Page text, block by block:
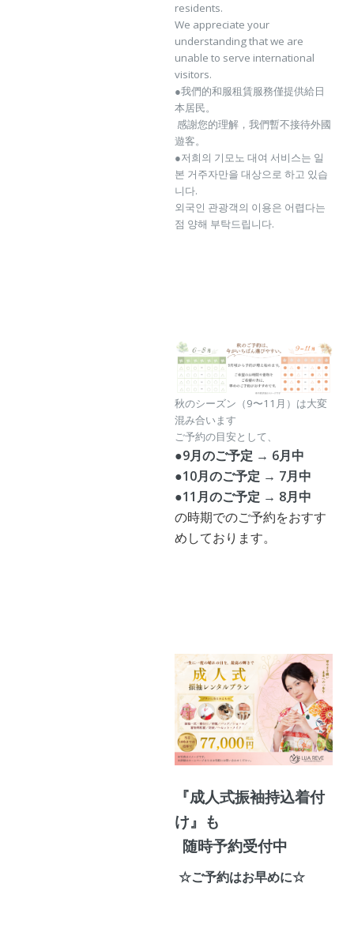
residents.
We appreciate your
understanding that we are
unable to serve international
visitors.
●我們的和服租賃服務僅提供給日
本居民。
感謝您的理解，我們暫不接待外國
遊客。
●저희의 기모노 대여 서비스는 일
본 거주자만을 대상으로 하고 있습
니다.
외국인 관광객의 이용은 어렵다는
점 양해 부탁드립니다.
秋のシーズン（9〜11月）は大変
混み合います
ご予約の目安として、
●9月のご予定 → 6月中
●10月のご予定 → 7月中
●11月のご予定 → 8月中
の時期でのご予約をおすす
めしております。
『成人式振袖持込着付
け』も
随時予約受付中
☆ご予約はお早めに☆